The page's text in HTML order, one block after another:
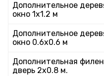
Дополнительное
окно 1х1.2 м
Дополнительное
окно 0.6х0.6 м
Дополнительная
дверь 2х0.8 м.